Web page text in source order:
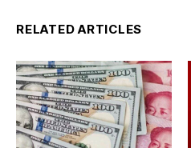
RELATED ARTICLES